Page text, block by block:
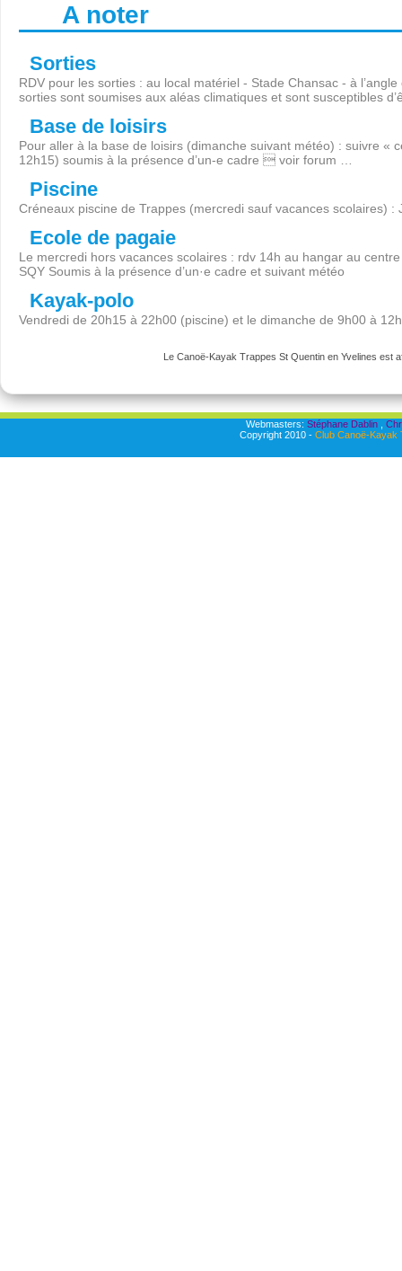
A noter
Sorties
RDV pour les sorties : au local matériel - Stade Chansac - à
sorties sont soumises aux aléas climatiques et sont susceptibles
Base de loisirs
Pour aller à la base de loisirs (dimanche suivant météo) : suivre
12h15) soumis à la présence d’un-e cadre  voir forum …
Piscine
Créneaux piscine de Trappes (mercredi sauf vacances scolaires)
Ecole de pagaie
Le mercredi hors vacances scolaires : rdv 14h au hangar au
SQY Soumis à la présence d’un·e cadre et suivant météo
Kayak-polo
Vendredi de 20h15 à 22h00 (piscine) et le dimanche de 9h00 à
Le Canoë-Kayak Trappes St Quentin en Yvelines est
Webmasters: Stéphane Dablin,
Copyright 2010 - Club Canoë-Kayak